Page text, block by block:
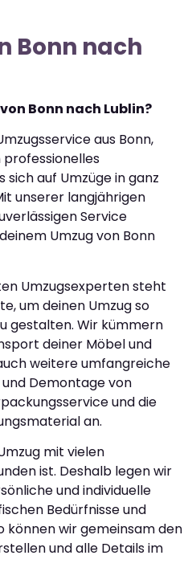
Bonn nach
Bonn nach Lublin?
aus Bonn,
professionelles
sich auf Umzüge in ganz
unserer langjährigen
Service
Umzug von Bonn
Umzugsexperten steht
um deinen Umzug so
gestalten. Wir kümmern
deiner Möbel und
weitere umfangreiche
Demontage von
und die
an.
mit vielen
ist. Deshalb legen wir
und individuelle
Bedürfnisse und
können wir gemeinsam den
und alle Details im